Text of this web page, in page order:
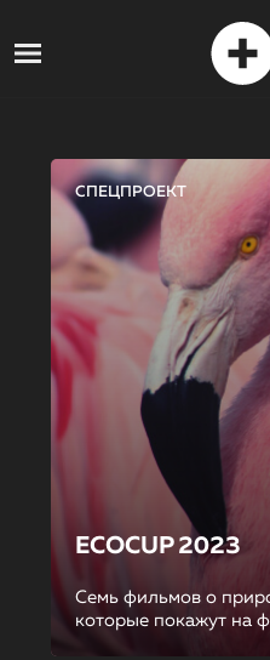
СПЕЦПРОЕКТ
ECOCUP 2023
Семь фильмов о
которые покажут на